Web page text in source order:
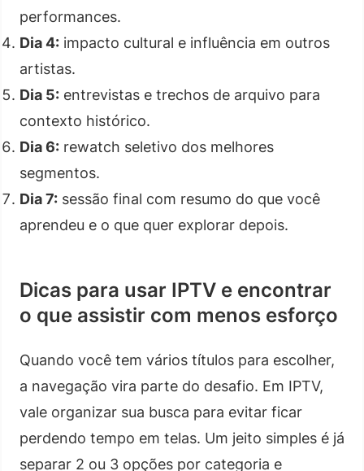
performances.
Dia 4: impacto cultural e influência em outros
artistas.
Dia 5: entrevistas e trechos de arquivo para
contexto histórico.
Dia 6: rewatch seletivo dos melhores
segmentos.
Dia 7: sessão final com resumo do que você
aprendeu e o que quer explorar depois.
Dicas para usar IPTV e encontrar
o que assistir com menos esforço
Quando você tem vários títulos para escolher,
a navegação vira parte do desafio. Em IPTV,
vale organizar sua busca para evitar ficar
perdendo tempo em telas. Um jeito simples é já
separar 2 ou 3 opções por categoria e